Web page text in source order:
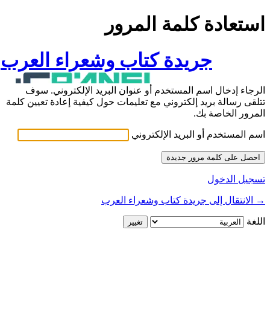
استعادة كلمة المرور
جريدة كتاب وشعراء العرب
الرجاء إدخال اسم المستخدم أو عنوان البريد الإلكتروني. سوف
تتلقى رسالة بريد إلكتروني مع تعليمات حول كيفية إعادة تعيين كلمة
المرور الخاصة بك.
اسم المستخدم أو البريد الإلكتروني
تسجيل الدخول
→ الانتقال إلى جريدة كتاب وشعراء العرب
اللغة